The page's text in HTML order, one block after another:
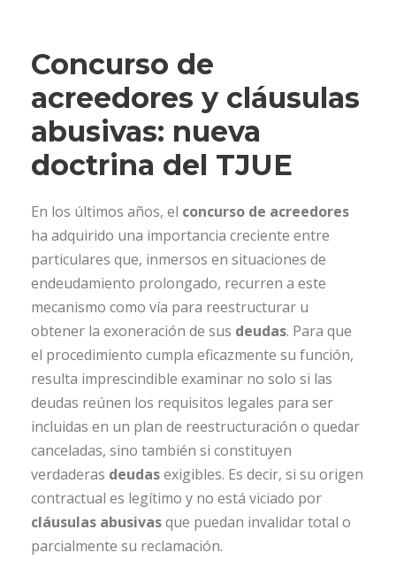
Concurso de
acreedores y cláusulas
abusivas: nueva
doctrina del TJUE
En los últimos años, el concurso de acreedores
ha adquirido una importancia creciente entre
particulares que, inmersos en situaciones de
endeudamiento prolongado, recurren a este
mecanismo como vía para reestructurar u
obtener la exoneración de sus deudas. Para que
el procedimiento cumpla eficazmente su función,
resulta imprescindible examinar no solo si las
deudas reúnen los requisitos legales para ser
incluidas en un plan de reestructuración o quedar
canceladas, sino también si constituyen
verdaderas deudasexigibles. Es decir, si su origen
contractual es legítimo y no está viciado por
cláusulas abusivasque puedan invalidar total o
parcialmente su reclamación.